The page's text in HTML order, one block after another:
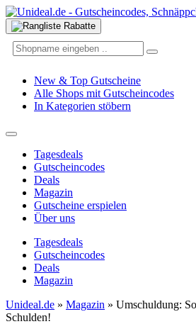
New & Top Gutscheine
Alle Shops mit Gutscheincodes
In Kategorien stöbern
Tagesdeals
Gutscheincodes
Deals
Magazin
Gutscheine erspielen
Über uns
Tagesdeals
Gutscheincodes
Deals
Magazin
Unideal.de » Magazin » Umschuldung:
Schulden!